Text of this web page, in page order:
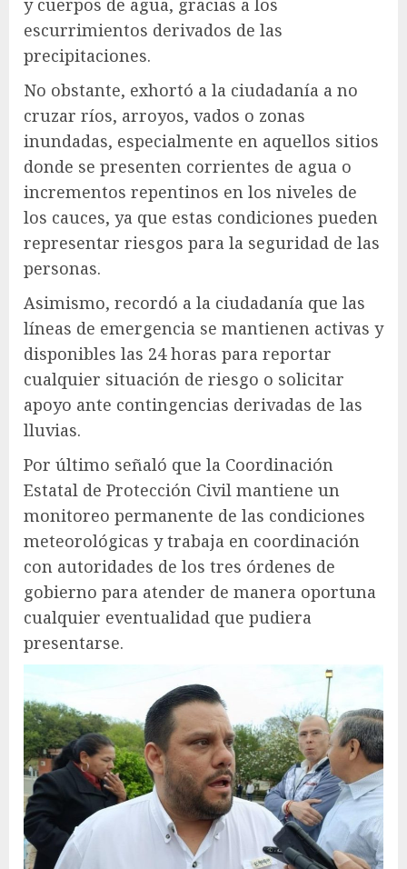
y cuerpos de agua, gracias a los
escurrimientos derivados de las
precipitaciones.
No obstante, exhortó a la ciudadanía a no
cruzar ríos, arroyos, vados o zonas
inundadas, especialmente en aquellos sitios
donde se presenten corrientes de agua o
incrementos repentinos en los niveles de
los cauces, ya que estas condiciones pueden
representar riesgos para la seguridad de las
personas.
Asimismo, recordó a la ciudadanía que las
líneas de emergencia se mantienen activas y
disponibles las 24 horas para reportar
cualquier situación de riesgo o solicitar
apoyo ante contingencias derivadas de las
lluvias.
Por último señaló que la Coordinación
Estatal de Protección Civil mantiene un
monitoreo permanente de las condiciones
meteorológicas y trabaja en coordinación
con autoridades de los tres órdenes de
gobierno para atender de manera oportuna
cualquier eventualidad que pudiera
presentarse.